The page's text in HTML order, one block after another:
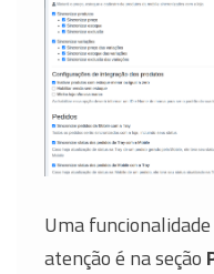
Uma
atenção é na seção